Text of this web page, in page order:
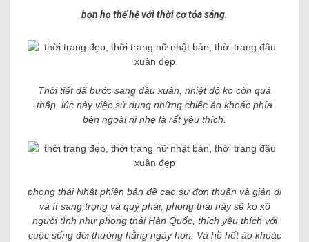
bọn họ thế hệ với thời cơ tỏa sáng.
Thời tiết đã bước sang đầu xuân, nhiệt độ ko còn quá
thấp, lúc này việc sử dụng những chiếc áo khoác phía
bên ngoài nỉ nhẹ là rất yêu thích.
phong thái Nhật phiên bản đề cao sự đơn thuần và giản dị
và ít sang trọng và quý phái, phong thái này sẽ ko xô
người tình như phong thái Hàn Quốc, thích yêu thích với
cuộc sống đời thường hằng ngày hơn. Và hồ hết áo khoác